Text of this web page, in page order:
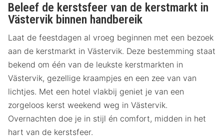
Beleef de kerstsfeer van de kerstmarkt in
Västervik binnen handbereik
Laat de feestdagen al vroeg beginnen met een bezoek
aan de kerstmarkt in Västervik. Deze bestemming staat
bekend om één van de leukste kerstmarkten in
Västervik, gezellige kraampjes en een zee van van
lichtjes. Met een hotel vlakbij geniet je van een
zorgeloos kerst weekend weg in Västervik.
Overnachten doe je in stijl én comfort, midden in het
hart van de kerstsfeer.